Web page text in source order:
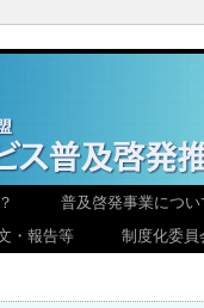
普及啓発事業につい
・報告等
制度化委員